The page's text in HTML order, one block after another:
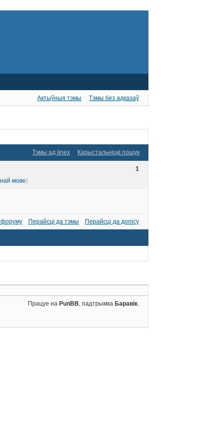
Актыўныя тэмы Тэмы без адказаў
Тэмы ад linex Карыстальніцкі пошук
1
мове)
форуму Перайсці да тэмы Перайсці да допісу
Працуе на PunBB , падтрымка Баравік